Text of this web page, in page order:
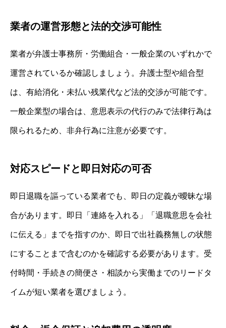
業者の運営形態と法的交渉可能性
業者が弁護士事務所・労働組合・一般企業のいずれかで
運営されているか確認しましょう。弁護士型や組合型
は、有給消化・未払い残業代など法的交渉が可能です。
一般企業型の場合は、意思表示の代行のみで法律行為は
限られるため、非弁行為に注意が必要です。
対応スピードと即日対応の可否
即日退職を謳っている業者でも、即日の定義が曖昧な場
合があります。即日「連絡を入れる」「退職意思を会社
に伝える」までを指すのか、即日で出社義務無しの状態
にすることまで含むのかを確認する必要があります。受
付時間・手続きの簡便さ・相談から実働までのリードタ
イムが短い業者を選びましょう。